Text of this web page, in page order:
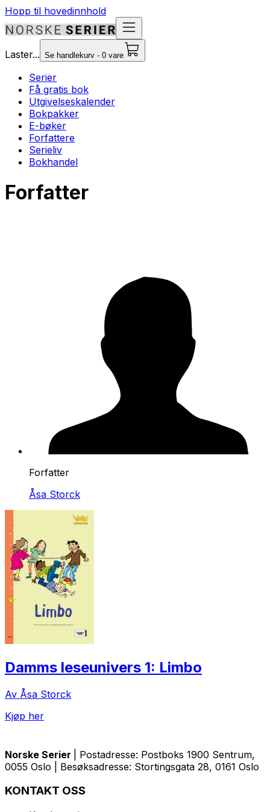
Hopp til hovedinnhold
Laster... Se handlekurv - 0 vare
Serier
Få gratis bok
Utgivelseskalender
Bokpakker
E-bøker
Forfattere
Serieliv
Bokhandel
Forfatter
Forfatter
Åsa Storck
Damms leseunivers 1: Limbo
Av Åsa Storck
Kjøp her
Norske Serier
| Postadresse: Postboks 1900 Sentrum,
0055 Oslo | Besøksadresse: Stortingsgata 28, 0161 Oslo
KONTAKT OSS